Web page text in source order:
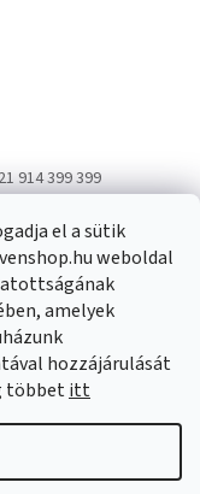
el a sütik
weboldal
amelyek
hozzájárulását
többetitt
914 399 399